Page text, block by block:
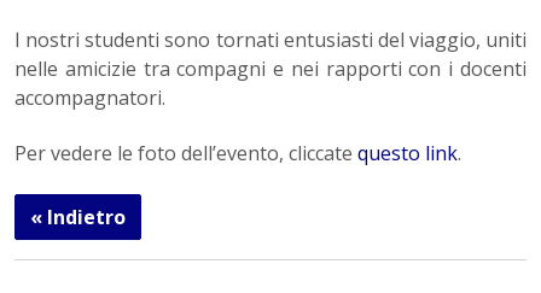
I nostri studenti sono tornati entusiasti del viaggio, uniti
nelle amicizie tra compagni e nei rapporti con i docenti
accompagnatori.
Per vedere le foto dell’evento, cliccate questo link.
« Indietro